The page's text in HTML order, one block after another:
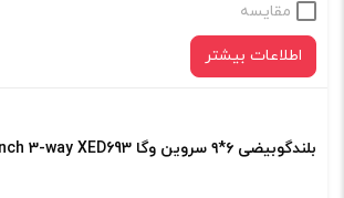
مقایسه
اطلاعات بیشتر
بلندگوبیضی ۶*۹ سروین وگا Speakers 6X9 inch 3-way XED693